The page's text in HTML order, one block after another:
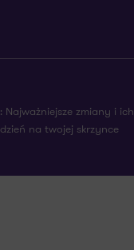
Najważniejsze zmiany i ich
na twojej skrzynce